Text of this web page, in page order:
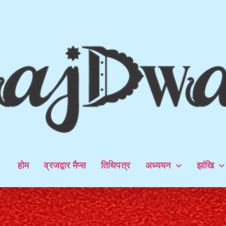
होम व्रजद्वार मैप्स तिथिपत्र अध्ययन झांखि